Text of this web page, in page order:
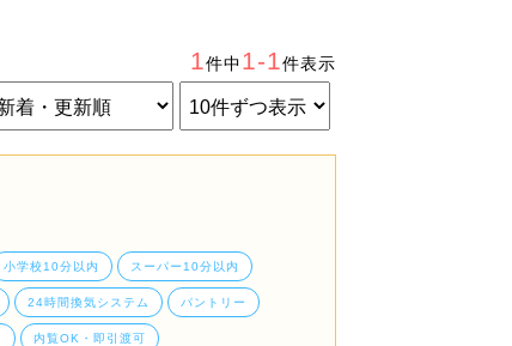
1件中1-1件表示
小学校10分以内 スーパー10分以内
24時間換気システム パントリー
内覧OK・即引渡可